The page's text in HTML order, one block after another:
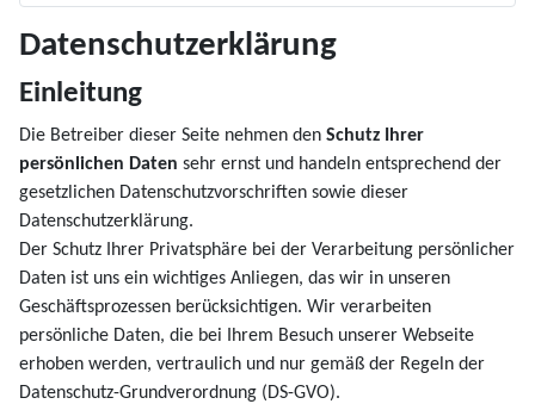
Datenschutzerklärung
Einleitung
Die Betreiber dieser Seite nehmen den Schutz Ihrer
persönlichen Daten sehr ernst und handeln entsprechend der
gesetzlichen Datenschutzvorschriften sowie dieser
Datenschutzerklärung.
Der Schutz Ihrer Privatsphäre bei der Verarbeitung persönlicher
Daten ist uns ein wichtiges Anliegen, das wir in unseren
Geschäftsprozessen berücksichtigen. Wir verarbeiten
persönliche Daten, die bei Ihrem Besuch unserer Webseite
erhoben werden, vertraulich und nur gemäß der Regeln der
Datenschutz-Grundverordnung (DS-GVO).